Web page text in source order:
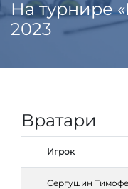
На турнире
2023
Вратари
Игрок
Сергушин